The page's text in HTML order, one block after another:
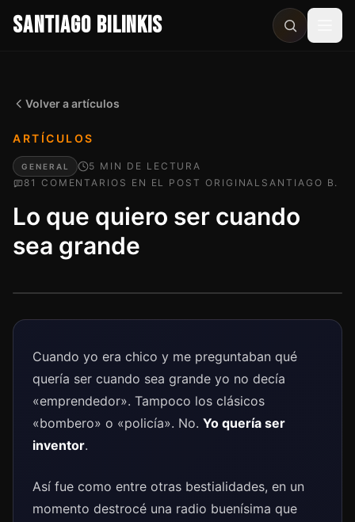
SANTIAGO BILINKIS
Volver a artículos
ARTÍCULOS
GENERAL 5 MIN DE LECTURA
81 COMENTARIO S EN EL POST ORIGINAL SANTIAGO B.
Lo que quiero ser cuando
sea grande
Cuando yo era chico y me preguntaban qué
quería ser cuando sea grande yo no decía
«emprendedor». Tampoco los clásicos
«bombero» o «policía». No. Yo quería ser
inventor.
Así fue como entre otras bestialidades, en un
momento destrocé una radio buenísima que